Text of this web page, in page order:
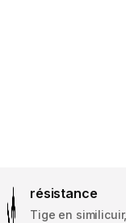
résistance
Tige en